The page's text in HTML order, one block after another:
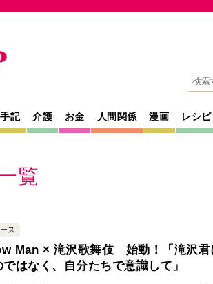
記 介護 お金 人間関係 漫画 レシピ
覧
ス
Man × 滝沢歌舞伎 始動！「滝沢君
ではなく、自分たちで意識して」